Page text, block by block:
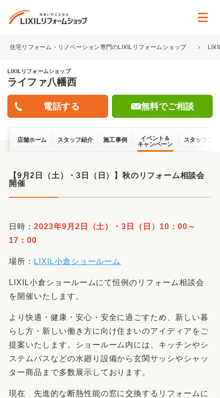
住宅リフォーム・リノベーション専門のLIXILリフォームショップ
LIXILリフォームショップ
ライファ八幡西
無料でご相談
店舗ホーム スタッフ紹介 施工事例
イベント＆
キャンペーン
スタッフブ
【9月2日（土）・3日（日）】秋のリフォーム相談会
開催
日時： 2023年9月2日（土）・3日（日）10：00～
17：00
場所： LIXIL小倉ショールーム
LIXIL小倉ショールームにて恒例のリフォーム相談会
を開催いたします。
より快適・健康・安心・安全に過ごすため、新しい暮
らし方・新しい働き方に向け住まいのアイディアをご
提案いたします。ショールーム内には、キッチンやシ
ステムバスなどの水廻り設備から玄関サッシやシャッ
ター商品まで多数展示しております。
現在 先進的な断熱性能の窓に交換するリフォームに